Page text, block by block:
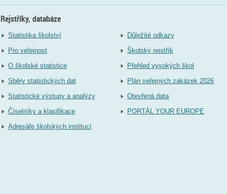
Rejstříky, databáze
Statistika školství
Pro veřejnost
O školské statistice
Sběry statistických dat
Statistické výstupy a analýzy
Číselníky a klasifikace
Adresáře školských institucí
Důležité odkazy
Školský rejstřík
Přehled vysokých škol
Plán veřejných zakázek 2026
Otevřená data
PORTÁL YOUR EUROPE